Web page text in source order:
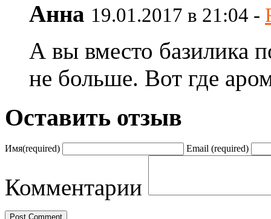
Анна 19.01.2017 в 21:04 -
А вы вместо
не больше. Вот где
Оставить отзыв
Имя(required) Email (required)
Комментарии